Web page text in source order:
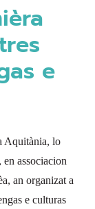
e
Aquitània, lo
associacion
an organizat a
e culturas